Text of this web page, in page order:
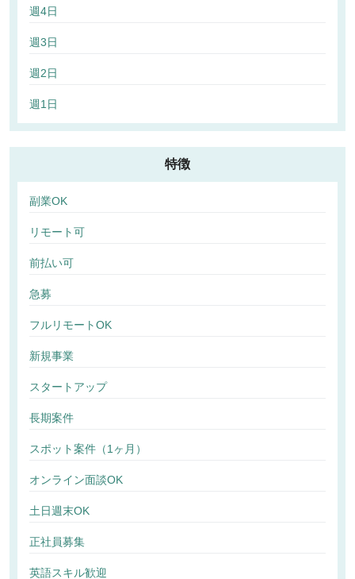
週4日
週3日
週2日
週1日
特徴
副業OK
リモート可
前払い可
急募
フルリモートOK
新規事業
スタートアップ
長期案件
スポット案件（1ヶ月）
オンライン面談OK
土日週末OK
正社員募集
英語スキル歓迎